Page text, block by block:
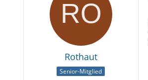
Rothaut
Senior-Mitglied